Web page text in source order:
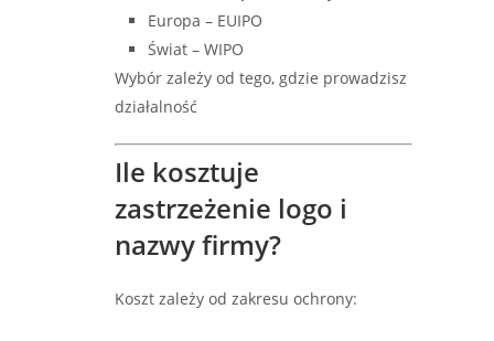
Europa – EUIPO
Świat – WIPO
Wybór zależy od tego, gdzie prowadzisz
działalność
Ile kosztuje
zastrzeżenie logo i
nazwy firmy?
Koszt zależy od zakresu ochrony: